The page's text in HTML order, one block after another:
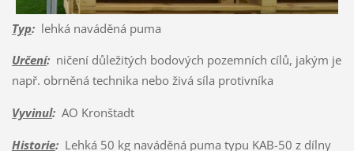
Typ:lehká naváděná puma
Určení:ničení důležitých bodových pozemních cílů, jakým je
např. obrněná technika nebo živá síla protivníka
Vyvinul:AO Kronštadt
Historie:Lehká 50 kg naváděná puma typu KAB-50 z dílny